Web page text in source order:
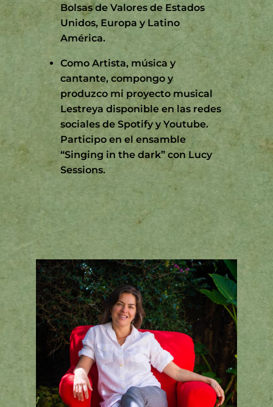
Bolsas de Valores de Estados
Unidos, Europa y Latino
América.
Como Artista, música y
cantante, compongo y
produzco mi proyecto musical
Lestreya disponible en las redes
sociales de Spotify y Youtube.
Participo en el ensamble
“Singing in the dark” con Lucy
Sessions.